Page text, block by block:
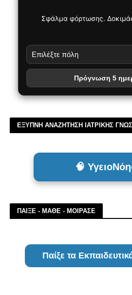
Σφάλμα φόρτωσης.
Πρόγνωση 5
ΕΞΥΠΝΗ ΑΝΑΖΗΤΗΣΗ ΙΑΤΡΙΚΗΣ
🧠
ΠΑΙΞΕ - ΜΑΘΕ - ΜΟΙΡΑΣΕ
Παίξε τα